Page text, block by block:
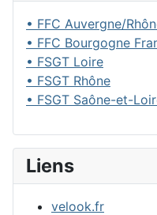
• FFC Auvergne/
• FFC Bourgogne
• FSGT Loire
• FSGT Rhône
• FSGT Saône-et-
Liens
velook.fr